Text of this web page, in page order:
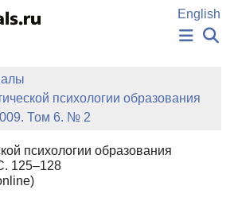
содержанию
English
НОВОСТИ
ИЗДАНИЯ
АВТОРЫ
БАЗА ЗНАНИЙ
СЛОВА
психологии образования
Том 6. № 2
психологии образования
125–128